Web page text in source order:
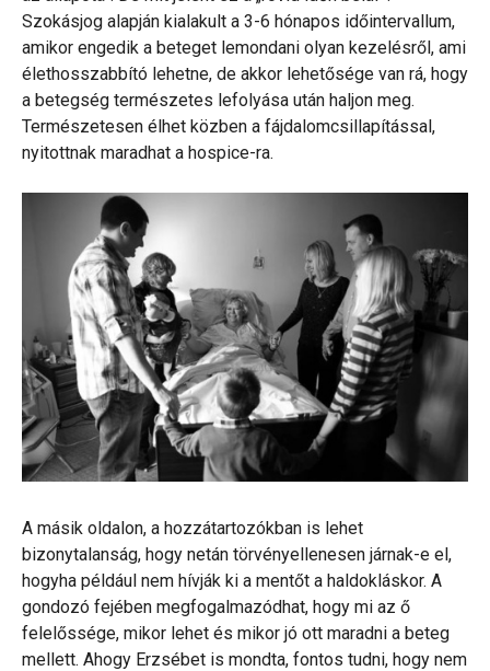
Szokásjog alapján kialakult a 3-6 hónapos időintervallum,
amikor engedik a beteget lemondani olyan kezelésről, ami
élethosszabbító lehetne, de akkor lehetősége van rá, hogy
a betegség természetes lefolyása után haljon meg.
Természetesen élhet közben a fájdalomcsillapítással,
nyitottnak maradhat a hospice-ra.
A másik oldalon, a hozzátartozókban is lehet
bizonytalanság, hogy netán törvényellenesen járnak-e el,
hogyha például nem hívják ki a mentőt a haldokláskor. A
gondozó fejében megfogalmazódhat, hogy mi az ő
felelőssége, mikor lehet és mikor jó ott maradni a beteg
mellett. Ahogy Erzsébet is mondta, fontos tudni, hogy nem